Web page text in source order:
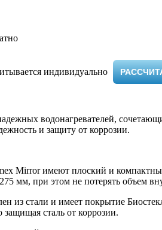
индивидуально
водонагревателей,
и защиту от коррозии.
Mirror имеют плоский и
мм, при этом не потерять объем
из стали и имеет покрытие
сталь от коррозии.